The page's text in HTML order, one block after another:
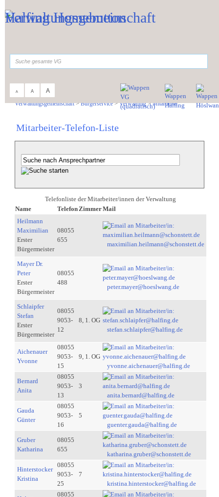
A A A
Verwaltungsgemeinschaft>Bürgerservice>Verwaltung>Mitarbeiter
Mitarbeiter-Telefon-Liste
Telefonliste der Mitarbeiter/innen der Verwaltung
Name
Telefon ZimmerMail
Heilmann
Maximilian
Erster
Bürgermeister
08055
655
maximilian.heilmann@schonstett.de
Mayer Dr.
Peter
Erster
Bürgermeister
08055
488
peter.mayer@hoeslwang.de
Schlaipfer
Stefan
Erster
Bürgermeister
08055
9053-
12
8, 1. OG
stefan.schlaipfer@halfing.de
Aichenauer
Yvonne
08055
9053-
15
9, 1. OG
yvonne.aichenauer@halfing.de
Bernard
Anita
08055
9053-
13
3
anita.bernard@halfing.de
Gauda
Günter
08055
9053-
16
5
guenter.gauda@halfing.de
Gruber
Katharina
08055
655
katharina.gruber@schonstett.de
Hinterstocker
Kristina
08055
9053-
25
7
kristina.hinterstocker@halfing.de
08055